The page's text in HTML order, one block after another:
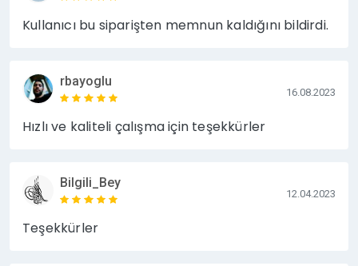
Kullanıcı bu siparişten memnun kaldığını bildirdi.
rbayoglu
16.08.2023
Hızlı ve kaliteli çalışma için teşekkürler
Bilgili_Bey
12.04.2023
Teşekkürler